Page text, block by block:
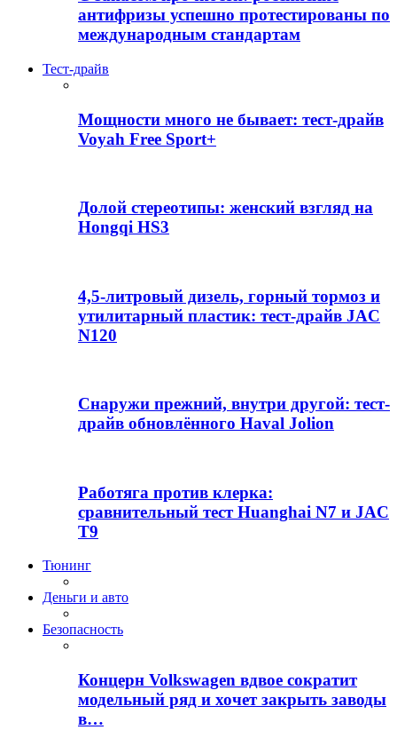
антифризы успешно протестированы по
международным стандартам
Тест-драйв
Мощности много не бывает: тест-драйв
Voyah Free Sport+
Долой стереотипы: женский взгляд на
Hongqi HS3
4,5-литровый дизель, горный тормоз и
утилитарный пластик: тест-драйв JAC
N120
Снаружи прежний, внутри другой: тест-
драйв обновлённого Haval Jolion
Работяга против клерка:
сравнительный тест Huanghai N7 и JAC
T9
Тюнинг
Деньги и авто
Безопасность
Концерн Volkswagen вдвое сократит
модельный ряд и хочет закрыть заводы
в…